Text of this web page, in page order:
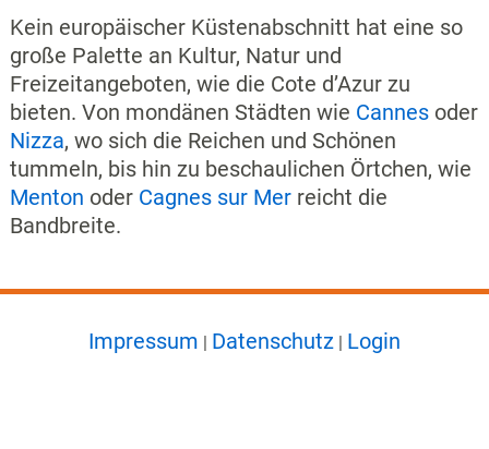
Kein europäischer Küstenabschnitt hat eine so
große Palette an Kultur, Natur und
Freizeitangeboten, wie die Cote d’Azur zu
bieten. Von mondänen Städten wie Cannesoder
Nizza, wo sich die Reichen und Schönen
tummeln, bis hin zu beschaulichen Örtchen, wie
Menton oder Cagnes sur Merreicht die
Bandbreite.
Impressum | Datenschutz | Login